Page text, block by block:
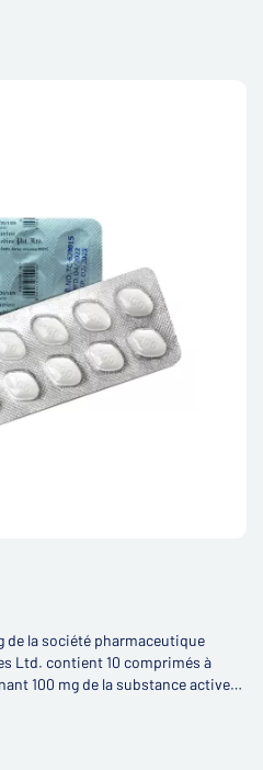
de la société pharmaceutique
Ltd. contient 10 comprimés à
100 mg de la substance active